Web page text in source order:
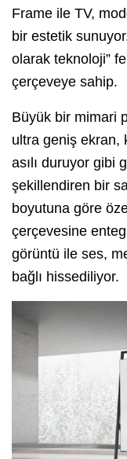
Frame ile TV,
bir estetik
olarak teknoloji”
çerçeveye sahip.
Büyük bir mimari
ultra geniş ekran,
asılı duruyor gibi
şekillendiren bir
boyutuna göre
çerçevesine
görüntü ile ses,
bağlı hissediliyor.